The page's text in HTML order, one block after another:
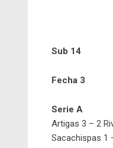
Sub 14
Fecha 3
Serie A
Artigas 3 – 2
Sacachispas 1